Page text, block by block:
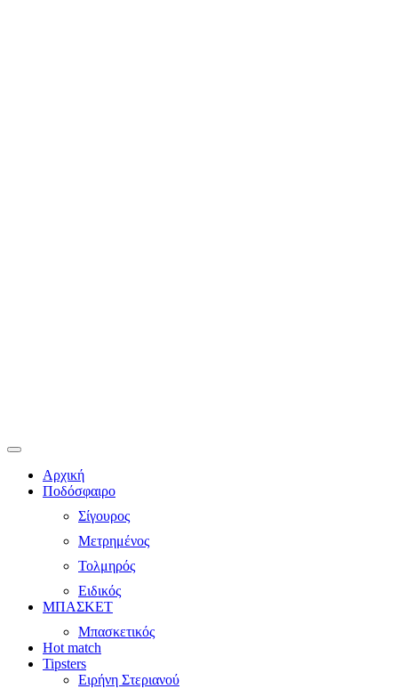
Αρχική
Ποδόσφαιρο
Σίγουρος
Μετρημένος
Τολμηρός
Ειδικός
ΜΠΑΣΚΕΤ
Μπασκετικός
Hot match
Tipsters
Ειρήνη Στεριανού